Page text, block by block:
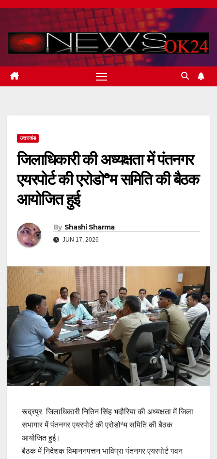
Skip
content
उत्तराखंड
जिलाधिकारी की अध्यक्षता में पंतनगर
एयरपोर्ट की एरोडोªम समिति की बैठक
आयोजित हुई
By Shashi Sharma
JUN 17, 2026
रूद्रपुर जिलाधिकारी नितिन सिंह भदौरिया की अध्यक्षता में जिला
सभागार में पंतनगर एयरपोर्ट की एरोडोªम समिति की बैठक
आयोजित हुई।
बैठक में निदेशक विमाननपत्तन भाविप्रा पंतनगर एयरपोर्ट पवन